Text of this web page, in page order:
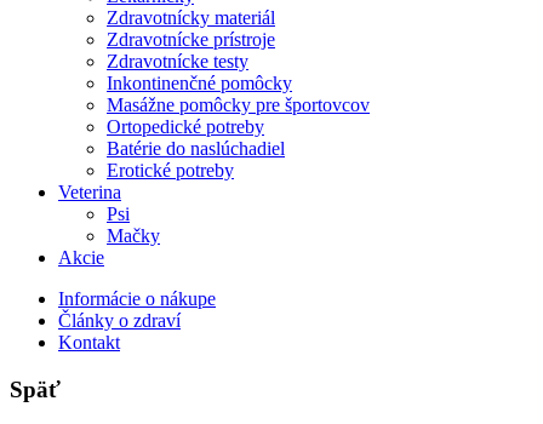
Zdravotnícky materiál
Zdravotnícke prístroje
Zdravotnícke testy
Inkontinenčné pomôcky
Masážne pomôcky pre športovcov
Ortopedické potreby
Batérie do naslúchadiel
Erotické potreby
Veterina
Psi
Mačky
Akcie
Informácie o nákupe
Články o zdraví
Kontakt
Späť